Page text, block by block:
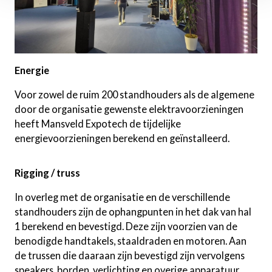
Energie
Voor zowel de ruim 200 standhouders als de algemene
door de organisatie gewenste elektravoorzieningen
heeft Mansveld Expotech de tijdelijke
energievoorzieningen berekend en geïnstalleerd.
Rigging / truss
In overleg met de organisatie en de verschillende
standhouders zijn de ophangpunten in het dak van hal
1 berekend en bevestigd. Deze zijn voorzien van de
benodigde handtakels, staaldraden en motoren. Aan
de trussen die daaraan zijn bevestigd zijn vervolgens